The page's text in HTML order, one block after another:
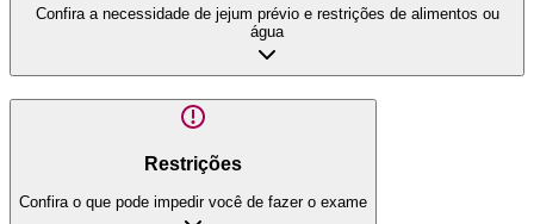
Confira a necessidade de jejum prévio e restrições de alimentos ou
água
Restrições
Confira o que pode impedir você de fazer o exame